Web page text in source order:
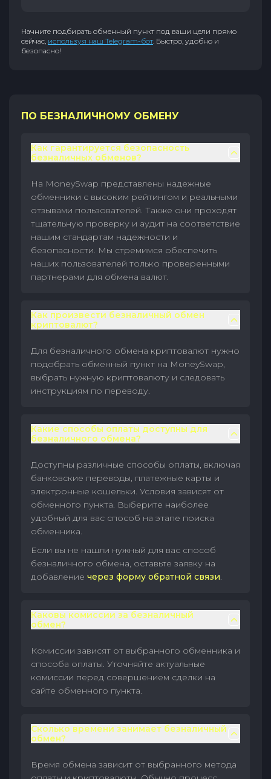
Начните подбирать обменный пункт под ваши цели прямо
сейчас, используя наш Telegram-бот. Быстро, удобно и
безопасно!
ПО БЕЗНАЛИЧНОМУ ОБМЕНУ
Как гарантируется безопасность
безналичных обменов?
На MoneySwap представлены надежные
обменники с высоким рейтингом и реальными
отзывами пользователей. Также они проходят
тщательную проверку и аудит на соответствие
нашим стандартам надежности и
безопасности. Мы стремимся обеспечить
наших пользователей только проверенными
партнерами для обмена валют.
Как произвести безналичный обмен
криптовалют?
Для безналичного обмена криптовалют нужно
подобрать обменный пункт на MoneySwap,
выбрать нужную криптовалюту и следовать
инструкциям по переводу.
Какие способы оплаты доступны для
безналичного обмена?
Доступны различные способы оплаты, включая
банковские переводы, платежные карты и
электронные кошельки. Условия зависят от
обменного пункта. Выберите наиболее
удобный для вас способ на этапе поиска
обменника.
Если вы не нашли нужный для вас способ
безналичного обмена, оставьте заявку на
добавление через форму обратной связи.
Каковы комиссии за безналичный
обмен?
Комиссии зависят от выбранного обменника и
способа оплаты. Уточняйте актуальные
комиссии перед совершением сделки на
сайте обменного пункта.
Сколько времени занимает безналичный
обмен?
Время обмена зависит от выбранного метода